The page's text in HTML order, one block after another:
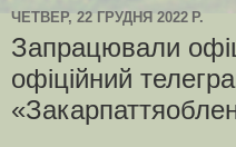
ЧЕТВЕР, 22 ГРУДНЯ 2022 Р.
Запрацювали
офіційний